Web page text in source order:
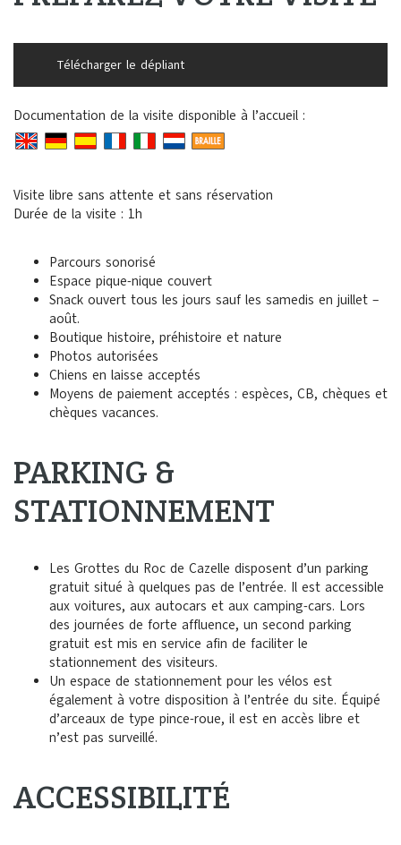
Télécharger le dépliant
Documentation de la visite disponible à l’accueil :
Visite libre sans attente et sans réservation
Durée de la visite : 1h
Parcours sonorisé
Espace pique-nique couvert
Snack ouvert tous les jours sauf les samedis en juillet –
août.
Boutique histoire, préhistoire et nature
Photos autorisées
Chiens en laisse acceptés
Moyens de paiement acceptés : espèces, CB, chèques et
chèques vacances.
PARKING &
STATIONNEMENT
Les Grottes du Roc de Cazelle disposent d’un parking
gratuit situé à quelques pas de l’entrée. Il est accessible
aux voitures, aux autocars et aux camping-cars. Lors
des journées de forte affluence, un second parking
gratuit est mis en service afin de faciliter le
stationnement des visiteurs.
Un espace de stationnement pour les vélos est
également à votre disposition à l’entrée du site. Équipé
d’arceaux de type pince-roue, il est en accès libre et
n’est pas surveillé.
ACCESSIBILITÉ